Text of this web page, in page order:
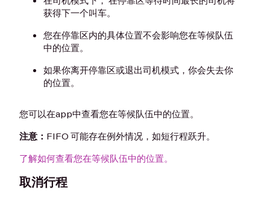
获得下一个叫车。
您在停靠区内的具体位置不会影响您在等候队伍
中的位置。
如果你离开停靠区或退出司机模式，你会失去你
的位置。
您可以在app中查看您在等候队伍中的位置。
注意： FIFO 可能存在例外情况，如短行程跃升。
了解如何查看您在等候队伍中的位置。
取消行程